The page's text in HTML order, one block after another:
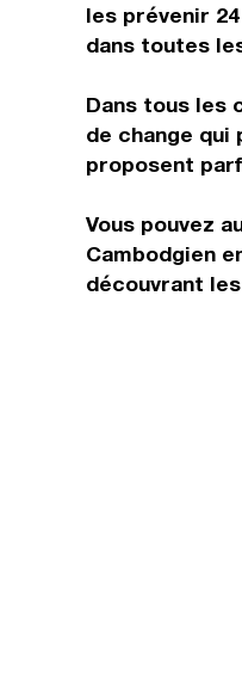
les prévenir
dans toutes
Dans tous les
de change
proposent
Vous pouvez
Cambodgien
découvrant